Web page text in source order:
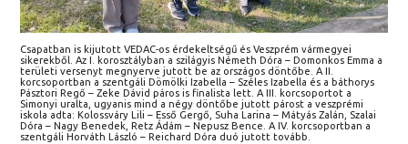
Csapatban is kijutott VEDAC-os érdekeltségű és Veszprém vármegyei
sikerekből. Az I. korosztályban a szilágyis Németh Dóra – Domonkos Emma a
területi versenyt megnyerve jutott be az országos döntőbe. A II.
korcsoportban a szentgáli Dömölki Izabella – Széles Izabella és a báthorys
Pásztori Regő – Zeke Dávid páros is finalista lett. A III. korcsoportot a
Simonyi uralta, ugyanis mind a négy döntőbe jutott párost a veszprémi
iskola adta: Kolossváry Lili – Esső Gergő, Suha Larina – Mátyás Zalán, Szalai
Dóra – Nagy Benedek, Retz Ádám – Nepusz Bence. A IV. korcsoportban a
szentgáli Horváth László – Reichard Dóra duó jutott tovább.